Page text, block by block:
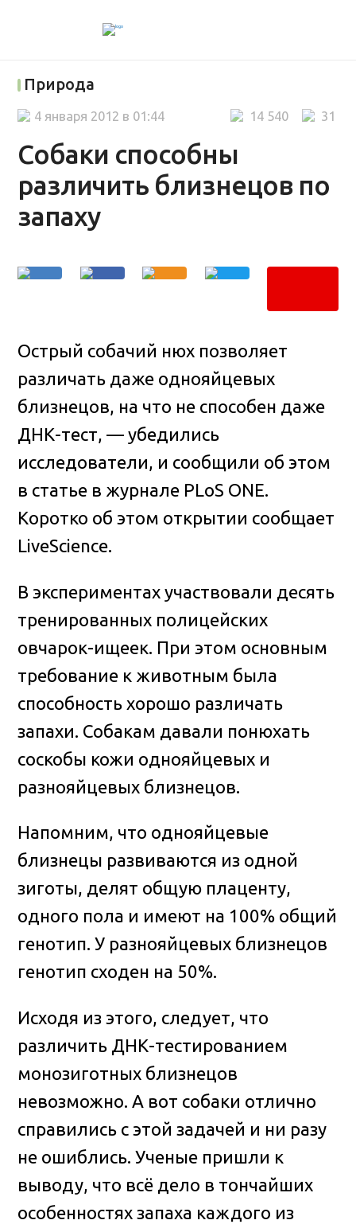
Природа
Собаки способны
различить близнецов по
запаху
31
14 540
4 января 2012 в 01:44
Острый собачий нюх позволяет
различать даже однояйцевых
близнецов, на что не способен даже
ДНК-тест, — убедились
исследователи, и сообщили об этом
в статье в журнале PLoS ONE.
Коротко об этом открытии сообщает
LiveScience.
В экспериментах участвовали десять
тренированных полицейских
овчарок-ищеек. При этом основным
требование к животным была
способность хорошо различать
запахи. Собакам давали понюхать
соскобы кожи однояйцевых и
разнояйцевых близнецов.
Напомним, что однояйцевые
близнецы развиваются из одной
зиготы, делят общую плаценту,
одного пола и имеют на 100% общий
генотип. У разнояйцевых близнецов
генотип сходен на 50%.
Исходя из этого, следует, что
различить ДНК-тестированием
монозиготных близнецов
невозможно. А вот собаки отлично
справились с этой задачей и ни разу
не ошиблись. Ученые пришли к
выводу, что всё дело в тончайших
особенностях запаха каждого из